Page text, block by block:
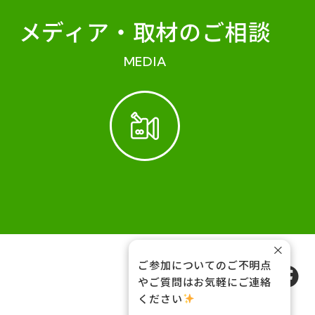
メディア・ 取材のご相談
MEDIA
FOLLOW US
ご参加についてのご不明点
やご質問はお気軽にご連絡
ください
×